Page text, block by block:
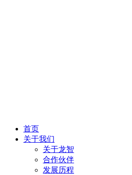
首页
关于我们
关于龙智
合作伙伴
发展历程